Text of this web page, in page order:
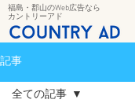
福島・郡山のWeb広告なら
カントリーアド
記事
全ての記事